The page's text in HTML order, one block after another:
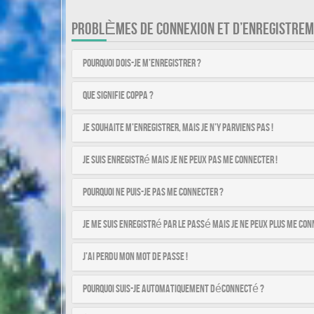
PROBLÈMES DE CONNEXION ET
Pourquoi dois-je m’enregistrer ?
Que signifie COPPA ?
Je souhaite m’enregistrer, mais je n’y parviens pas !
Je suis enregistré mais je ne peux pas me connecter !
Pourquoi ne puis-je pas me connecter ?
Je me suis enregistré par le passé mais je ne peux plus me
J’ai perdu mon mot de passe !
Pourquoi suis-je automatiquement déconnecté ?